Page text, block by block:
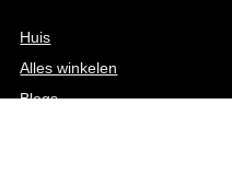
Huis
Alles winkelen
Blogs